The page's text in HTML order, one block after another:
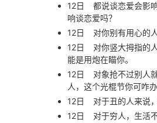
12日
都说谈恋爱会影
响谈恋爱吗？
12日
对你别有用心的
12日
对你竖大拇指的
能是用炮在瞄你。
12日
对象抢不过别人
人，这个光棍节你可咋办
12日
对于丑的人来说
12日
对于穷人，生活